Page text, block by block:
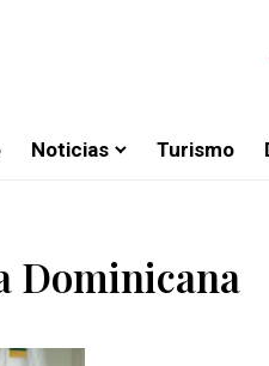
Noticias Turismo
Dominicana